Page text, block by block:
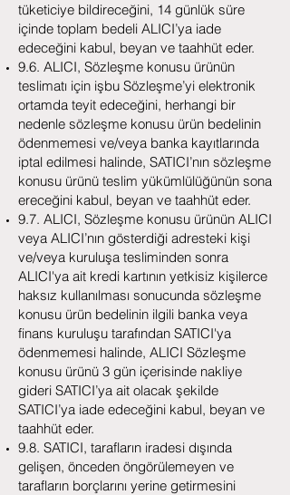
tüketiciye bildireceğini, 14 günlük süre
içinde toplam bedeli ALICI’ya iade
edeceğini kabul, beyan ve taahhüt eder.
9.6. ALICI, Sözleşme konusu ürünün
teslimatı için işbu Sözleşme’yi elektronik
ortamda teyit edeceğini, herhangi bir
nedenle sözleşme konusu ürün bedelinin
ödenmemesi ve/veya banka kayıtlarında
iptal edilmesi halinde, SATICI’nın sözleşme
konusu ürünü teslim yükümlülüğünün sona
ereceğini kabul, beyan ve taahhüt eder.
9.7. ALICI, Sözleşme konusu ürünün ALICI
veya ALICI’nın gösterdiği adresteki kişi
ve/veya kuruluşa tesliminden sonra
ALICI'ya ait kredi kartının yetkisiz kişilerce
haksız kullanılması sonucunda sözleşme
konusu ürün bedelinin ilgili banka veya
finans kuruluşu tarafından SATICI'ya
ödenmemesi halinde, ALICI Sözleşme
konusu ürünü 3 gün içerisinde nakliye
gideri SATICI’ya ait olacak şekilde
SATICI’ya iade edeceğini kabul, beyan ve
taahhüt eder.
9.8. SATICI, tarafların iradesi dışında
gelişen, önceden öngörülemeyen ve
tarafların borçlarını yerine getirmesini